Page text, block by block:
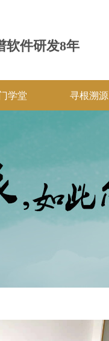
软件研发8年
学堂 寻根溯源